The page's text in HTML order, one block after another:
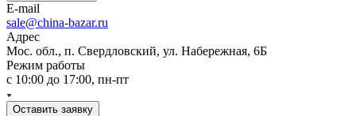
E-mail
sale@china-bazar.ru
Адрес
Мос. обл., п. Свердловский, ул. Набережная, 6Б
Режим работы
c 10:00 до 17:00, пн-пт
Оставить заявку